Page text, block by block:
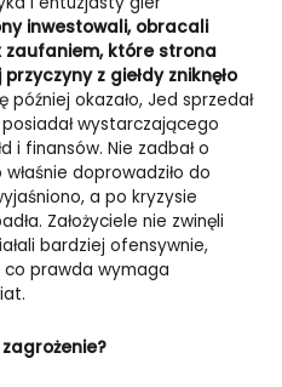
inwestowali, obracali
zaufaniem, które strona
z giełdy zniknęło
później okazało, Jed sprzedał
wystarczającego
i finansów. Nie zadbał o
doprowadziło do
a po kryzysie
Założyciele nie zwinęli
bardziej ofensywnie,
prawda wymaga